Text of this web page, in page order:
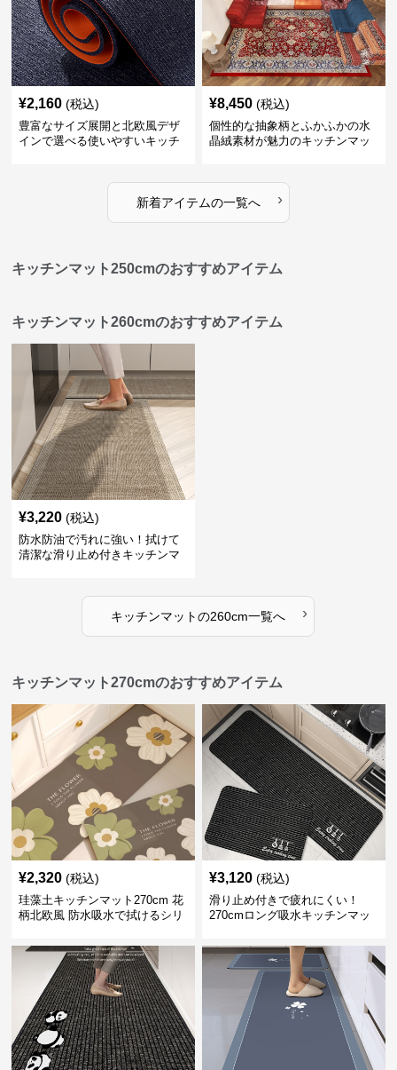
¥2,160 (税込)
豊富なサイズ展開と北欧風デザ
インで選べる使いやすいキッチ
¥8,450 (税込)
個性的な抽象柄とふかふかの水
晶絨素材が魅力のキッチンマッ
新着アイテムの一覧へ ›
キッチンマット250cmのおすすめアイテム
キッチンマット260cmのおすすめアイテム
¥3,220 (税込)
防水防油で汚れに強い！拭けて
清潔な滑り止め付きキッチンマ
キッチンマットの260cm一覧へ ›
キッチンマット270cmのおすすめアイテム
¥2,320 (税込)
珪藻土キッチンマット270cm 花
柄北欧風 防水吸水で拭けるシリ
¥3,120 (税込)
滑り止め付きで疲れにくい！
270cmロング吸水キッチンマッ